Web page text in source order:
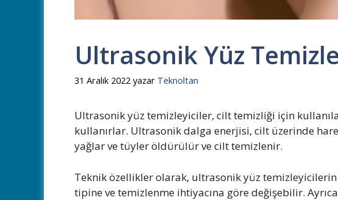
Ultrasonik Yüz
31 Aralık 2022 yazar Teknoltan
Ultrasonik yüz temizleyiciler, cilt temizliği için
kullanırlar. Ultrasonik dalga enerjisi, cilt üzerinde
yağlar ve tüyler öldürülür ve cilt temizlenir.
Teknik özellikler olarak, ultrasonik yüz
tipine ve temizlenme ihtiyacına göre değişebilir.